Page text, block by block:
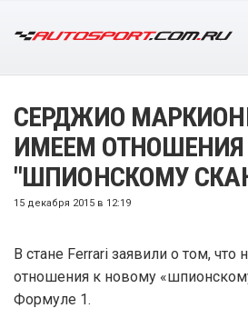
СЕРДЖИО
ИМЕЕМ ОТНОШЕНИЯ
"ШПИОНСКОМУ
15 декабря 2015 в 12:19
В стане Ferrari заявили о том, что
отношения к новому
Формуле 1.